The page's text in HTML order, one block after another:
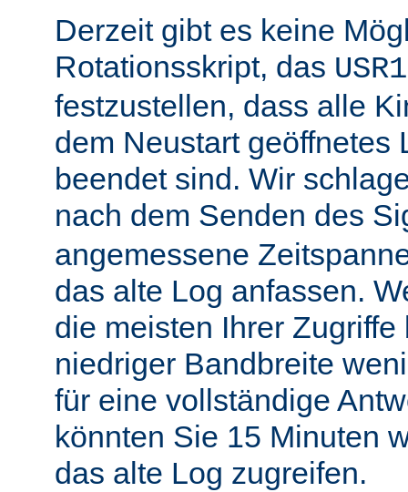
Derzeit gibt es keine
Rotationsskript, das USR1
festzustellen, dass alle
dem Neustart geöffnetes
beendet sind. Wir
nach dem Senden des
angemessene
das alte Log anfassen.
die meisten Ihrer
niedriger Bandbreite
für eine vollständige
könnten Sie 15 Minuten
das alte Log zugreifen.